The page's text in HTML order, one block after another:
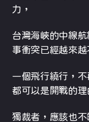
力，
台灣海峽的中線
事衝突已經越來越
一個飛行繞行，
都可以是開戰的理
獨裁者，應該也